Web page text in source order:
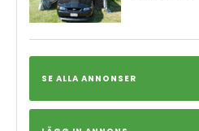
SE ALLA ANNONSER